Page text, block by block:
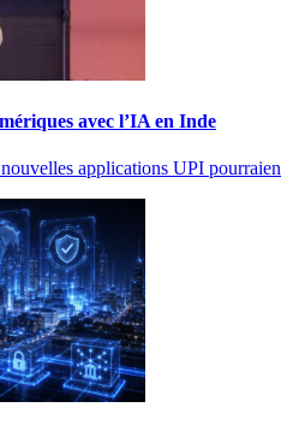
avec l’IA en Inde
applications UPI